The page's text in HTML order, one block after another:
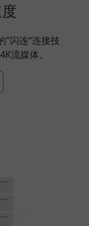
”闪连“连接技
流媒体。